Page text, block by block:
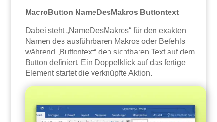
MacroButton NameDesMakros Buttontext
Dabei steht „NameDesMakros“ für den exakten
Namen des ausführbaren Makros oder Befehls,
während „Buttontext“ den sichtbaren Text auf dem
Button definiert. Ein Doppelklick auf das fertige
Element startet die verknüpfte Aktion.